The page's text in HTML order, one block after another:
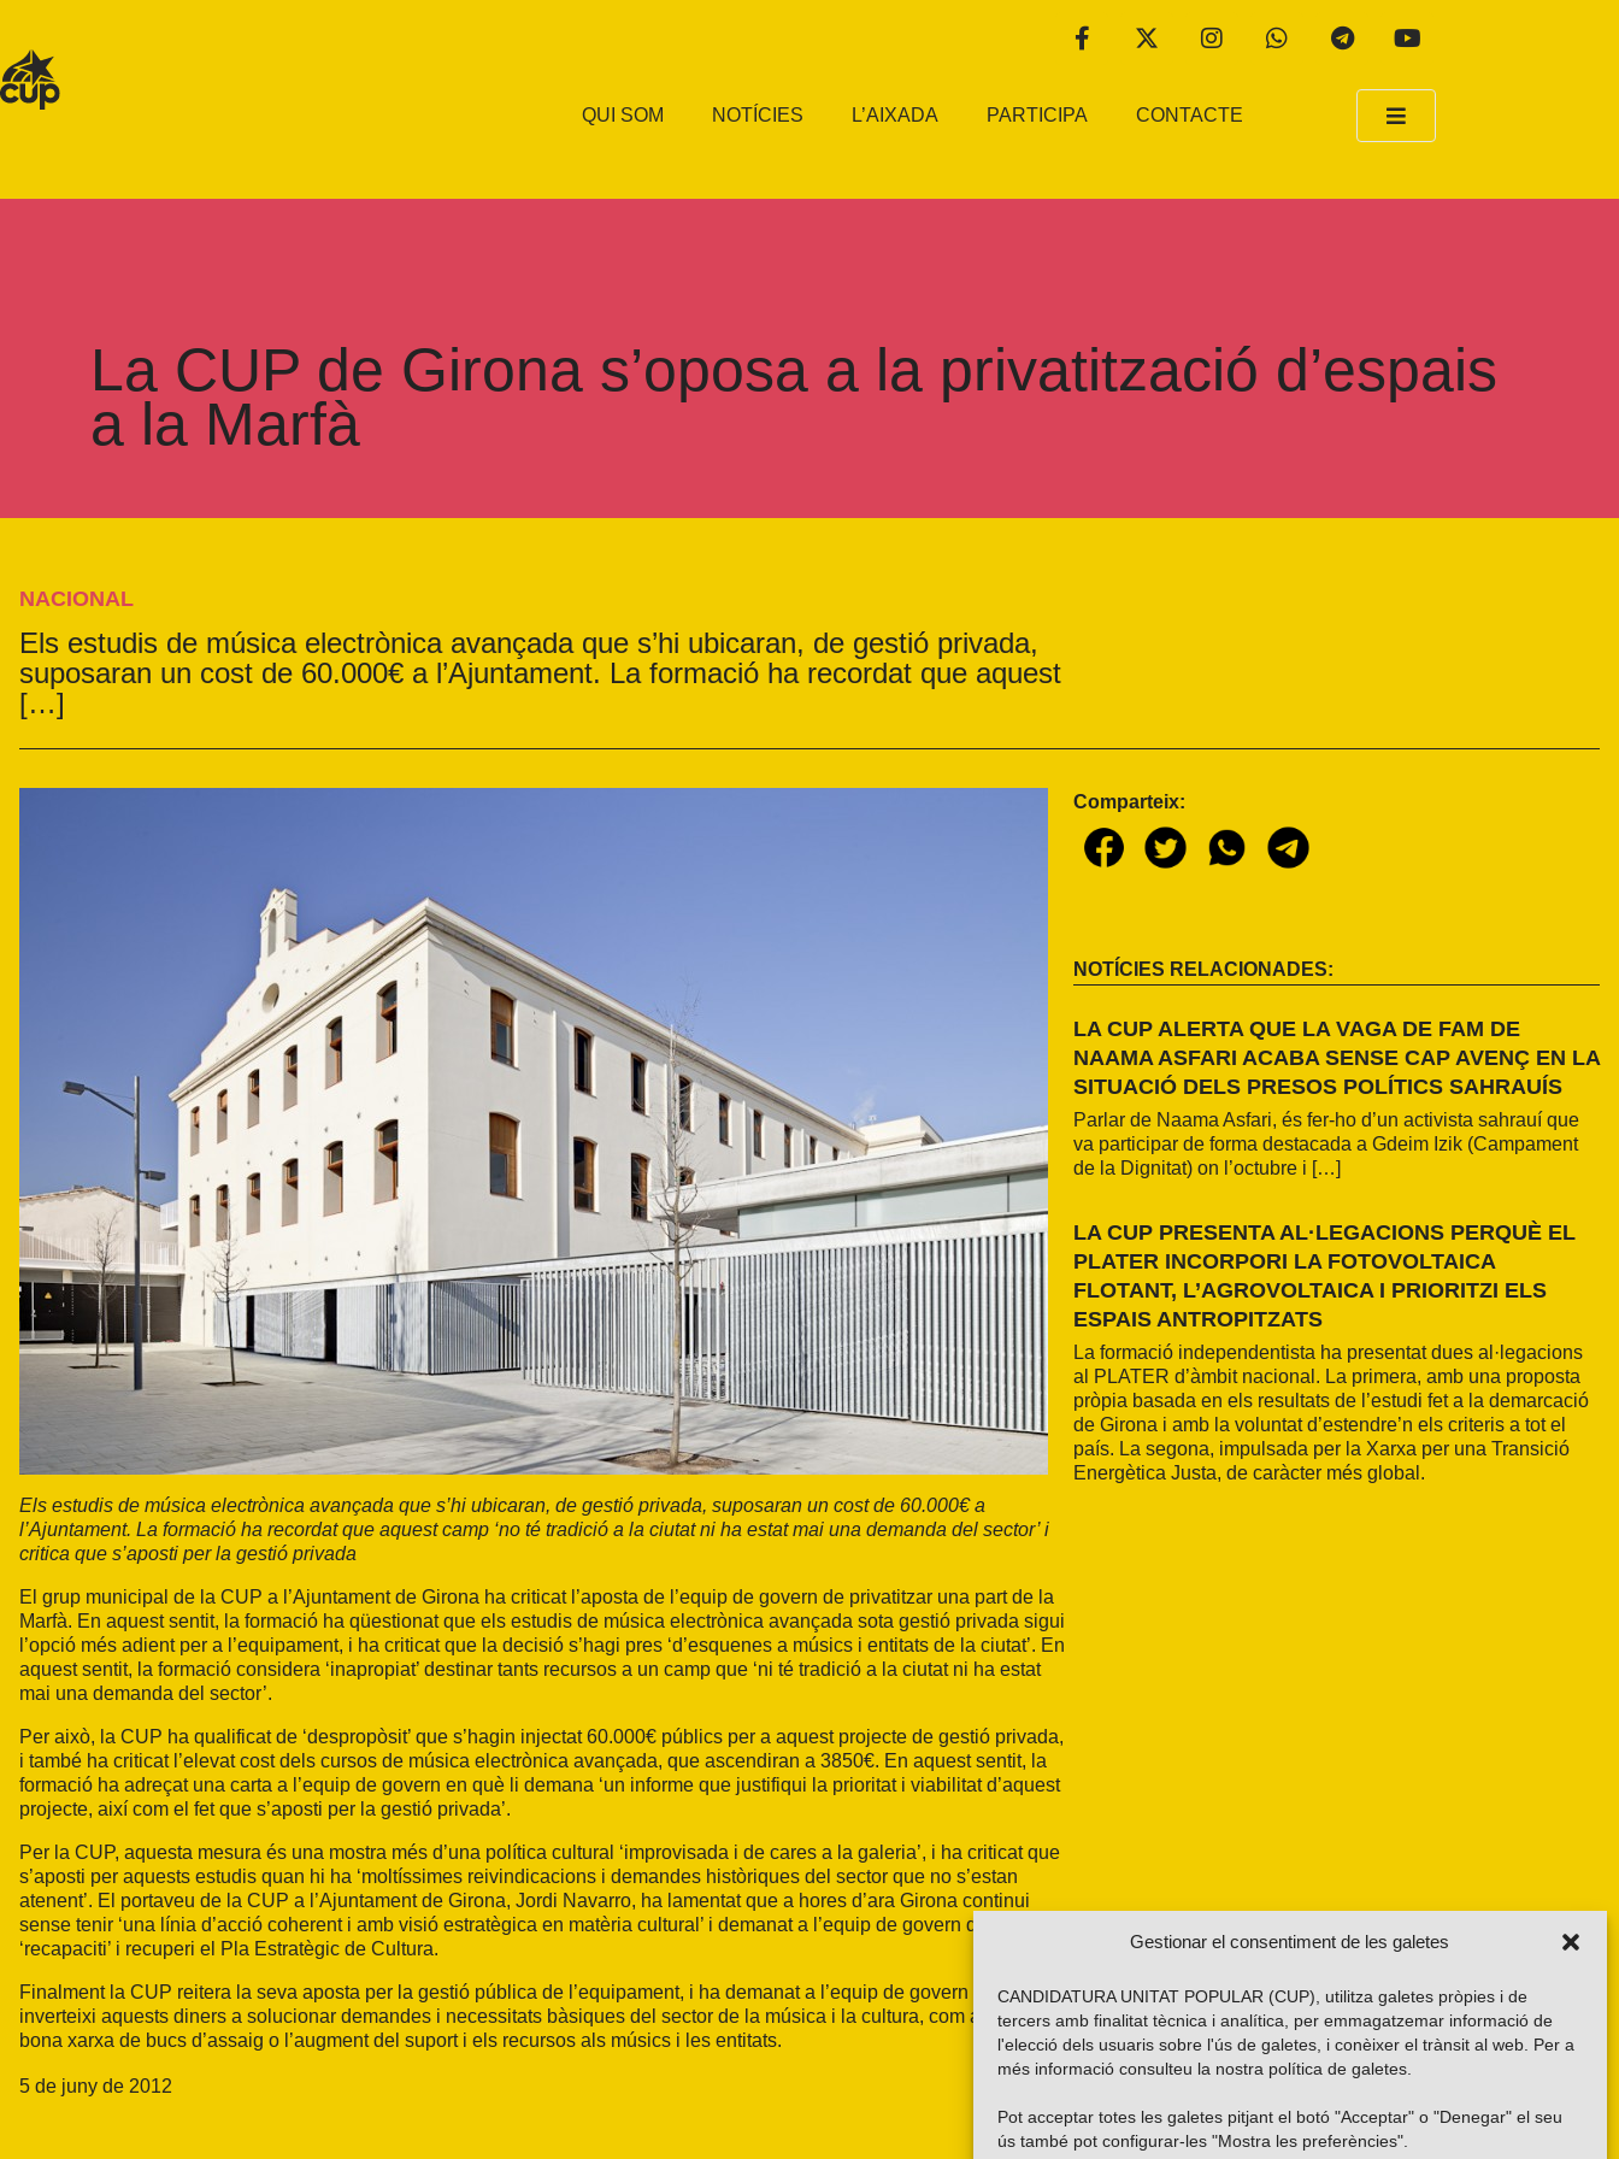
Gestionar el consentiment de les galetes
CANDIDATURA UNITAT POPULAR (CUP), utilitza galetes pròpies i de
tercers amb finalitat tècnica i analítica, per emmagatzemar informació de
l'elecció dels usuaris sobre l'ús de galetes, i conèixer el trànsit al web. Per a
més informació consulteu la nostra política de galetes
Pot acceptar totes les galetes pitjant el botó "Acceptar" o "Denegar" el seu
ús també pot configurar-les "Mostra les preferències".
QUI SOM NOTÍCIES L’AIXADA PARTICIPA CONTACTE
La CUP de Girona s’oposa a la privatització d’espais
a la Marfà
NACIONAL
Els estudis de música electrònica avançada que s’hi ubicaran, de gestió privada,
suposaran un cost de 60.000€ a l’Ajuntament. La formació ha recordat que aquest
[…]
Els estudis de música electrònica avançada que s’hi ubicaran, de gestió privada, suposaran un cost de 60.000€ a
l’Ajuntament. La formació ha recordat que aquest camp ‘no té tradició a la ciutat ni ha estat mai una demanda del sector’ i
critica que s’aposti per la gestió privada
El grup municipal de la CUP a l’Ajuntament de Girona ha criticat l’aposta de l’equip de govern de privatitzar una part de la
Marfà. En aquest sentit, la formació ha qüestionat que els estudis de música electrònica avançada sota gestió privada sigui
l’opció més adient per a l’equipament, i ha criticat que la decisió s’hagi pres ‘d’esquenes a músics i entitats de la ciutat’. En
aquest sentit, la formació considera ‘inapropiat’ destinar tants recursos a un camp que ‘ni té tradició a la ciutat ni ha estat
mai una demanda del sector’.
Per això, la CUP ha qualificat de ‘despropòsit’ que s’hagin injectat 60.000€ públics per a aquest projecte de gestió privada,
i també ha criticat l’elevat cost dels cursos de música electrònica avançada, que ascendiran a 3850€. En aquest sentit, la
formació ha adreçat una carta a l’equip de govern en què li demana ‘un informe que justifiqui la prioritat i viabilitat d’aquest
projecte, així com el fet que s’aposti per la gestió privada’.
Per la CUP, aquesta mesura és una mostra més d’una política cultural ‘improvisada i de cares a la galeria’, i ha criticat que
s’aposti per aquests estudis quan hi ha ‘moltíssimes reivindicacions i demandes històriques del sector que no s’estan
atenent’. El portaveu de la CUP a l’Ajuntament de Girona, Jordi Navarro, ha lamentat que a hores d’ara Girona continui
sense tenir ‘una línia d’acció coherent i amb visió estratègica en matèria cultural’ i demanat a l’equip de govern que
‘recapaciti’ i recuperi el Pla Estratègic de Cultura.
Finalment la CUP reitera la seva aposta per la gestió pública de l’equipament, i ha demanat a l’equip de govern que
inverteixi aquests diners a solucionar demandes i necessitats bàsiques del sector de la música i la cultura, com ara una
bona xarxa de bucs d’assaig o l’augment del suport i els recursos als músics i les entitats.
5 de juny de 2012
Comparteix:
NOTÍCIES RELACIONADES:
LA CUP ALERTA QUE LA VAGA DE FAM DE
NAAMA ASFARI ACABA SENSE CAP AVENÇ EN LA
SITUACIÓ DELS PRESOS POLÍTICS SAHRAUÍS
Parlar de Naama Asfari, és fer-ho d’un activista sahrauí que
va participar de forma destacada a Gdeim Izik (Campament
de la Dignitat) on l’octubre i […]
LA CUP PRESENTA AL·LEGACIONS PERQUÈ EL
PLATER INCORPORI LA FOTOVOLTAICA
FLOTANT, L’AGROVOLTAICA I PRIORITZI ELS
ESPAIS ANTROPITZATS
La formació independentista ha presentat dues al·legacions
al PLATER d’àmbit nacional. La primera, amb una proposta
pròpia basada en els resultats de l’estudi fet a la demarcació
de Girona i amb la voluntat d’estendre’n els criteris a tot el
país. La segona, impulsada per la Xarxa per una Transició
Energètica Justa, de caràcter més global.